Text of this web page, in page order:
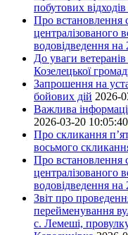
побутових
Про встановлення
централізованого
водовідведення на
До уваги
Козелецької
Запрошення на
бойових дій 2026-
Важлива
2026-03-20 10:05:40
Про скликання
восьмого
Про встановлення
централізованого
водовідведення на
Звіт про
перейменування
с. Лемеші,